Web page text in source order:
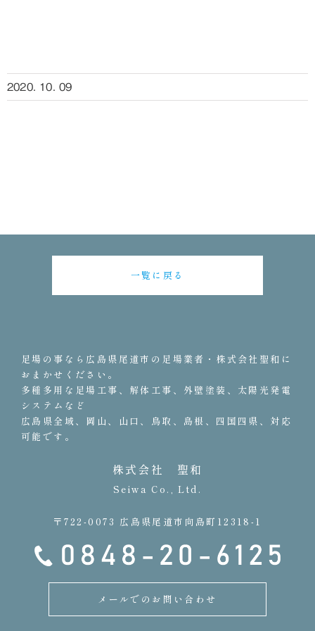
2020. 10. 09
一覧に戻る
足場の事なら広島県尾道市の足場業者・株式会社聖和に
おまかせください。
多種多用な足場工事、解体工事、外壁塗装、太陽光発電
システムなど
広島県全域、岡山、山口、鳥取、島根、四国四県、対応
可能です。
株式会社 聖和
Seiwa Co., Ltd.
〒722-0073 広島県尾道市向島町12318-1
メールでのお問い合わせ